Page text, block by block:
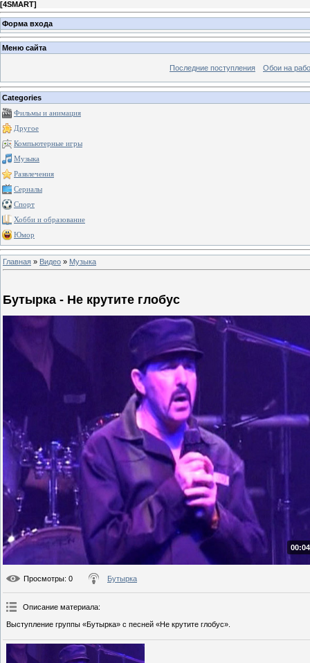
[4SMART]
Форма входа
Меню сайта
Последние поступления Обои на
Categories
Фильмы и анимация
Другое
Компьютерные игры
Музыка
Развлечения
Сериалы
Спорт
Хобби и образование
Юмор
Главная » Видео » Музыка
Бутырка - Не крутите глобус
Просмотры: 0 Бутырка
Описание материала:
Выступление группы «Бутырка» с песней «Не крутите глобус».